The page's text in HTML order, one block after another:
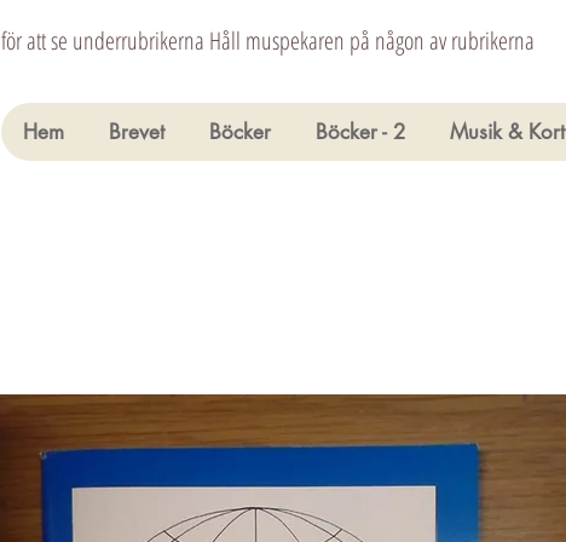
för att se underrubrikerna Håll muspekaren på någon av rubrikerna
Hem Brevet Böcker Böcker - 2 Musik & Kort